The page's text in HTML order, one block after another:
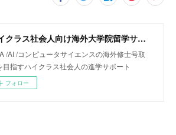
ハイクラス社会人向け海外大学院留学サポート「リューガクエージェント」
/AI /コンピュータサイエンスの海外修士号取
目指すハイクラス社会人の進学サポート
フォロー